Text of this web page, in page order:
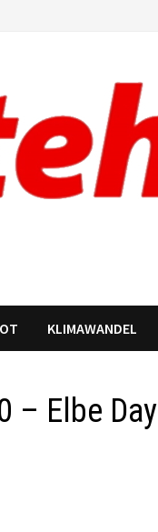
KLIMAWANDEL
– Elbe Day